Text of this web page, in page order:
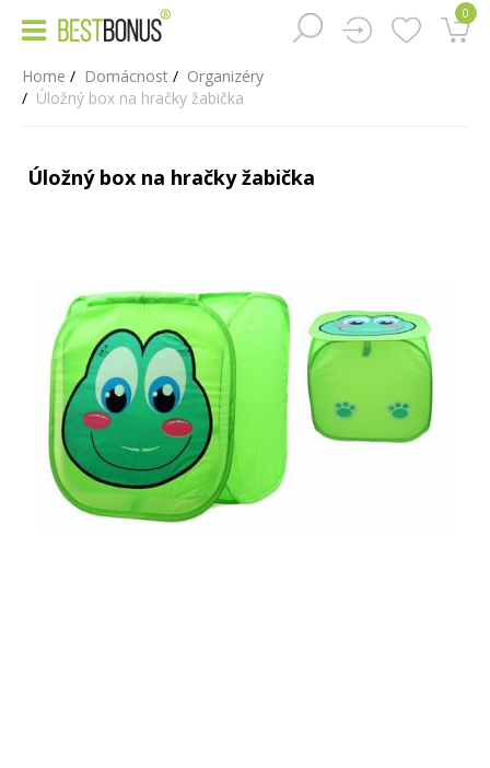
0
Home Domácnost
Organizéry
Úložný box na hračky žabička
Úložný box na hračky žabička